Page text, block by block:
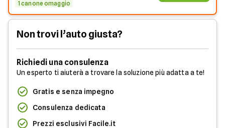
1 canone omaggio
Non trovi l’auto giusta?
Richiedi una consulenza
Un esperto ti aiuterà a trovare la soluzione più adatta a te!
Gratis e senza impegno
Consulenza dedicata
Prezzi esclusivi Facile.it